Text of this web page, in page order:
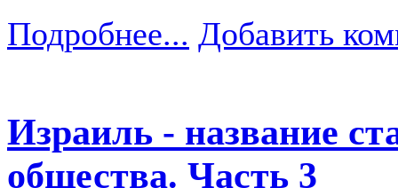
Подробнее... Добавить
Израиль - название
общества. Часть 3